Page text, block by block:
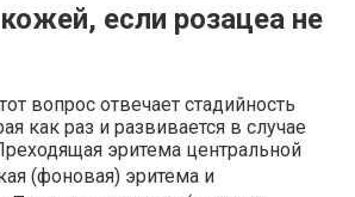
если розацеа не
вопрос отвечает стадийность
как раз и развивается в случае
эритема центральной
(фоновая) эритема и